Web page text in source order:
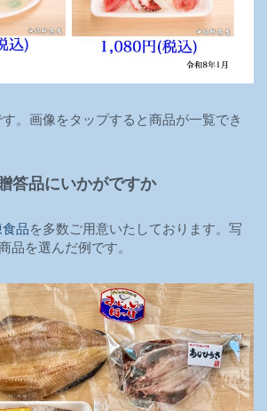
。画像をタップすると商品が一覧でき
答品にいかがですか
品を多数ご用意いたしております。写
品を選んだ例です。